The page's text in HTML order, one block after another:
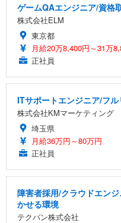
ゲームQAエンジニア/資格
株式会社ELM
東京都
月給20万8,400円～31万
正社員
ITサポートエンジニア/フ
株式会社KMマーケティング
埼玉県
月給36万円～80万円
正社員
障害者採用/クラウドエン
かせる環境
テクバン株式会社